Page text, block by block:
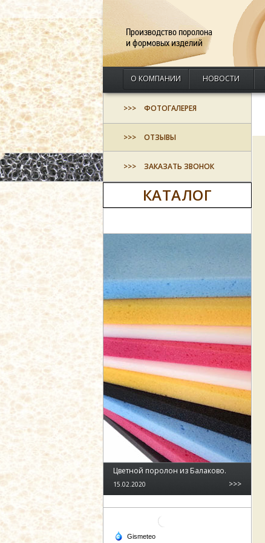
Производство поролона
и формовых изделий
О КОМПАНИИ НОВОСТИ
ФОТОГАЛЕРЕЯ
ОТЗЫВЫ
ЗАКАЗАТЬ ЗВОНОК
КАТАЛОГ
Цветной поролон из Балаково.
15.02.2020 >>>